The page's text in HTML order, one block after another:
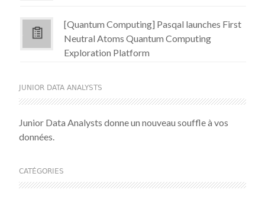
[Quantum Computing] Pasqal launches First
Neutral Atoms Quantum Computing
Exploration Platform
JUNIOR DATA ANALYSTS
Junior Data Analysts donne un nouveau souffle à vos
données.
CATÉGORIES